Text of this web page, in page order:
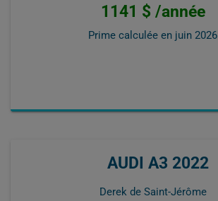
1141 $ /année
Prime calculée en juin 2026
AUDI A3 2022
Derek de Saint-Jérôme